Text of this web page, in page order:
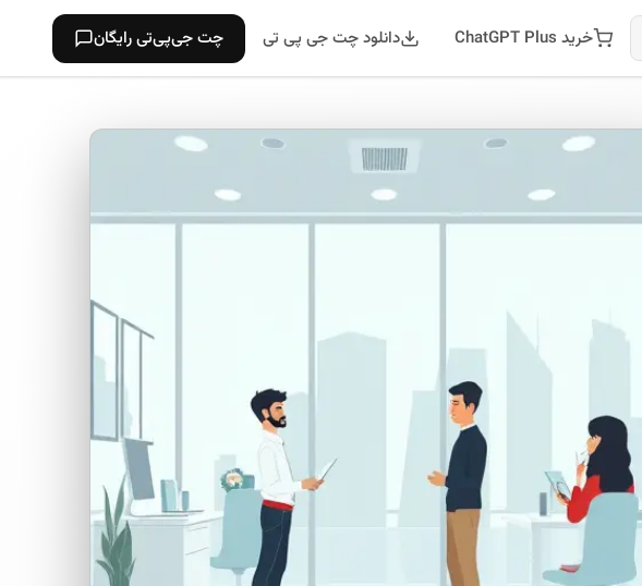
خرید ChatGPT Plus دانلود چت جی پی تی چت جی‌پی‌تی رایگان